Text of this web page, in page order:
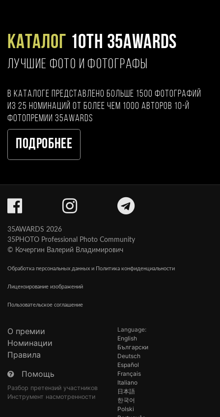
Каталог 10TH 35AWARDS
ЛУЧШИЕ ФОТО И ФОТОГРАФЫ
В каталоге представлено больше 1500 фотографий
из 25 номинаций от более чем 1000 авторов 10-й
фотопремии 35AWARDS
Подробнее
35AWARDS 2026
35PHOTO Professional Photo Community
© Кочергин Валерий Владимирович
Обработка персональных данных и Политика конфиденциальности
Лицензирование изображений
Пользовательское соглашение
О премии
Номинации
Правила
Помощь
Разбор претензий участников
Инструмент насмотренности
Language:
English
Български
Deutsch
Español
Français
Italiano
日本語
한국어
Polski